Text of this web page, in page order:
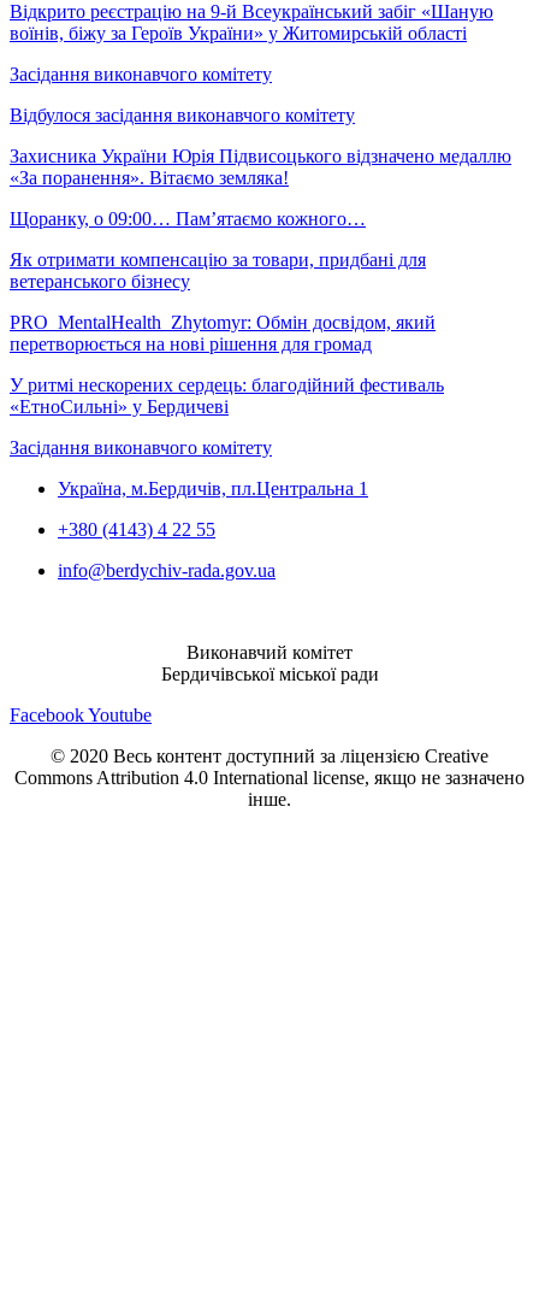
Відкрито реєстрацію на 9-й Всеукраїнський забіг «Шаную
воїнів, біжу за Героїв України» у Житомирській області
Засідання виконавчого комітету
Відбулося засідання виконавчого комітету
Захисника України Юрія Підвисоцького відзначено медаллю
«За поранення». Вітаємо земляка!
Щоранку, о 09:00… Пам’ятаємо кожного…
Як отримати компенсацію за товари, придбані для
ветеранського бізнесу
PRO_MentalHealth_Zhytomyr: Обмін досвідом, який
перетворюється на нові рішення для громад
У ритмі нескорених сердець: благодійний фестиваль
«ЕтноСильні» у Бердичеві
Засідання виконавчого комітету
Україна, м.Бердичів, пл.Центральна 1
+380 (4143) 4 22 55
info@berdychiv-rada.gov.ua
Виконавчий комітет
Бердичівської міської ради
FacebookYoutube
© 2020 Весь контент доступний за ліцензією Creative
Commons Attribution 4.0 International license, якщо не зазначено
інше.